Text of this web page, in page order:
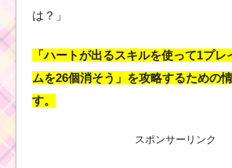
は？」
「ハートが出るスキルを使って1プ
ムを26個消そう」を攻略するための
す。
スポンサーリンク